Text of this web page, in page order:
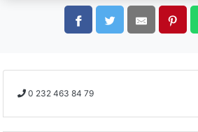
0 232 463 84 79